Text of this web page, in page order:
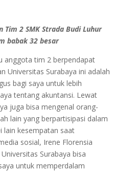
Tim 2 SMK Strada Budi Luhur
babak 32 besar
anggota tim 2 berpendapat
Universitas Surabaya ini adalah
bagi saya untuk lebih
tentang akuntansi. Lewat
juga bisa mengenal orang-
lain yang berpartisipasi dalam
lain kesempatan saat
sosial, Irene Florensia
Surabaya bisa
untuk memperdalam